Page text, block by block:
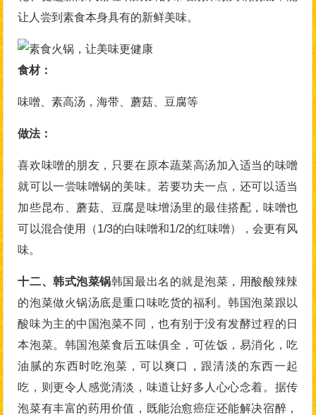
让人尝到素食本身具有的新鲜美味。
食材：
味噌、素高汤，海带、蘑菇、豆腐等
做法：
喜欢味噌的朋友，只要在原本蔬菜高汤加入适当的味噌
就可以一尝味噌锅的美味。若要功夫一点，还可以适当
加些昆布、蘑菇、豆腐是味增汤里的最佳搭配，味噌也
可以混合使用（1/3的白味噌和1/2的红味噌），会更有风
味。
十二、韩式泡菜锅韩国最出名的就是泡菜，用酸酸辣辣
的泡菜做火锅汤底是重口味吃货的福利。韩国泡菜跟以
酸味为主的中国泡菜不同，也有别于没有发酵过程的日
本泡菜。韩国泡菜食后五味俱全，可佐饭，易消化，吃
油腻的东西时吃泡菜，可以爽口，跟清淡的东西一起
吃，则更令人感觉清淡，味道让好多人心心念着。据传
泡菜有丰富的药用价值，既能治愈癌症还能解决宿醉，